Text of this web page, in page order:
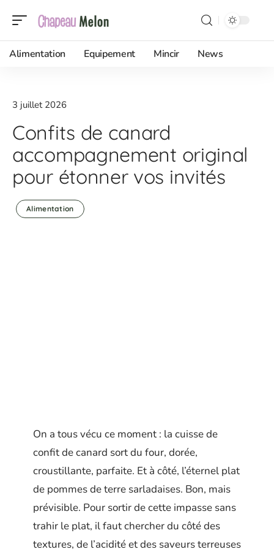
Alimentation Equipement Mincir News
3 juillet 2026
Confits de canard
accompagnement original
pour étonner vos invités
Alimentation
On a tous vécu ce moment : la cuisse de
confit de canard sort du four, dorée,
croustillante, parfaite. Et à côté, l’éternel plat
de pommes de terre sarladaises. Bon, mais
prévisible. Pour sortir de cette impasse sans
trahir le plat, il faut chercher du côté des
textures, de l’acidité et des saveurs terreuses